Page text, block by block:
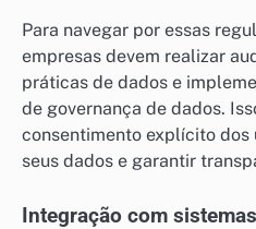
Para navegar por essas
empresas devem realizar
práticas de dados e
de governança de dados.
consentimento explícito dos
seus dados e garantir
Integração com